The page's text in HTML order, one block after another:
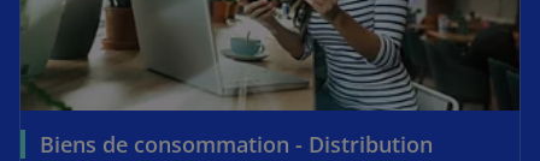
Biens de consommation - Distribution